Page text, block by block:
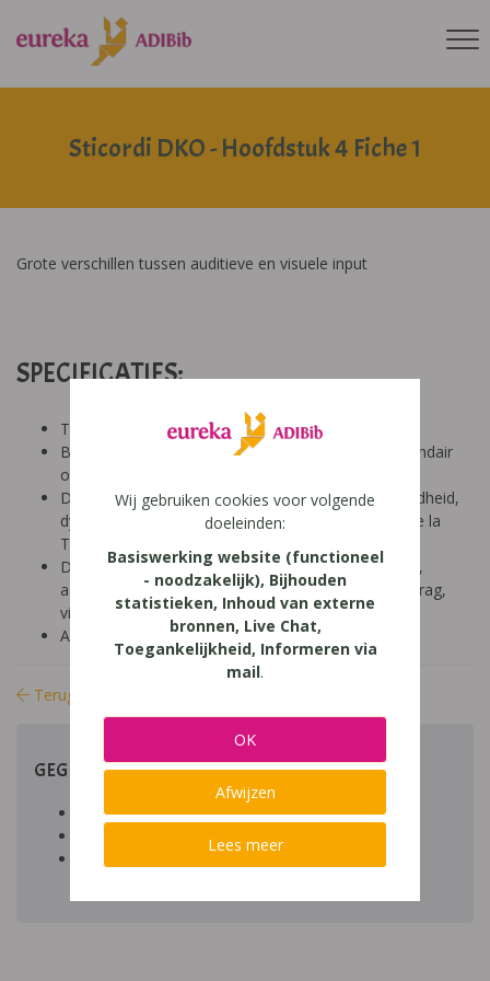
Sticordi DKO - Hoofdstuk 4 Fiche 1
Grote verschillen tussen auditieve en visuele input
SPECIFICATIES:
Tool: van ons
Besproken Leeftijd: basisonderwijs (6-9 jaar), secundair
onderwijs (12-14 jaar), basisonderwijs (9-12 jaar)
Diagnose: ADHD, ADD, autisme/ASS, hoogbegaafdheid,
dyscalculie, dyslexie, dyspraxie/DCD, NLD, Gilles de la
Tourette, dysfasie, leerproblemen
Domein: leren studeren, organisatie klas en school,
aandacht en concentratie, schrijven, structuur, gedrag,
visueel-ruimtelijk
Aard: praktisch
Terug naar bibliotheek
GEGEVENS
Auteur artikel:
Datum toegevoegd:
Download:
Wij gebruiken cookies voor volgende
doeleinden:
Basiswerking website (functioneel
- noodzakelijk), Bijhouden
statistieken, Inhoud van externe
bronnen, Live Chat,
Toegankelijkheid, Informeren via
mail.
OK
Afwijzen
Lees meer